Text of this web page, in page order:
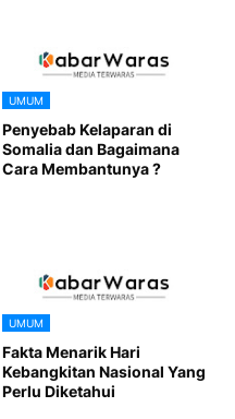
UMUM
Penyebab Kelaparan di
Somalia dan Bagaimana
Cara Membantunya ?
UMUM
Fakta Menarik Hari
Kebangkitan Nasional Yang
Perlu Diketahui